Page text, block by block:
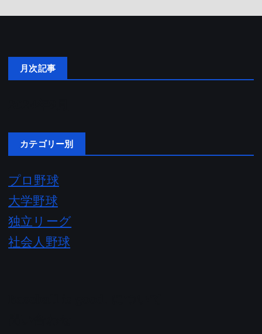
月次記事
カテゴリー別
プロ野球
大学野球
独立リーグ
社会人野球